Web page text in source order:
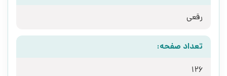
رقعی
تعداد صفحه:
126